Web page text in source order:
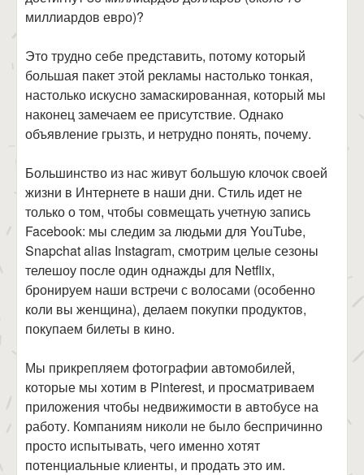
миллиардов евро)?
Это трудно себе представить, потому который
большая пакет этой рекламы настолько тонкая,
настолько искусно замаскированная, который мы
наконец замечаем ее присутствие. Однако
объявление грызть, и нетрудно понять, почему.
Большинство из нас живут большую клочок своей
жизни в Интернете в наши дни. Стиль идет не
только о том, чтобы совмещать учетную запись
Facebook: мы следим за людьми для YouTube,
Snapchat alias Instagram, смотрим целые сезоны
телешоу после один однажды для Netflix,
бронируем наши встречи с волосами (особенно
коли вы женщина), делаем покупки продуктов,
покупаем билеты в кино.
Мы прикрепляем фотографии автомобилей,
которые мы хотим в Pinterest, и просматриваем
приложения чтобы недвижимости в автобусе на
работу. Компаниям николи не было беспричинно
просто испытывать, чего именно хотят
потенциальные клиенты, и продать это им.